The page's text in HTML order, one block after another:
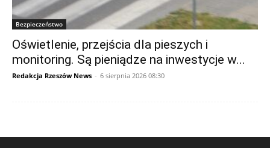
Bezpieczeństwo
Oświetlenie, przejścia dla pieszych i
monitoring. Są pieniądze na inwestycje w...
Redakcja Rzeszów News - 6 sierpnia 2026 08:30